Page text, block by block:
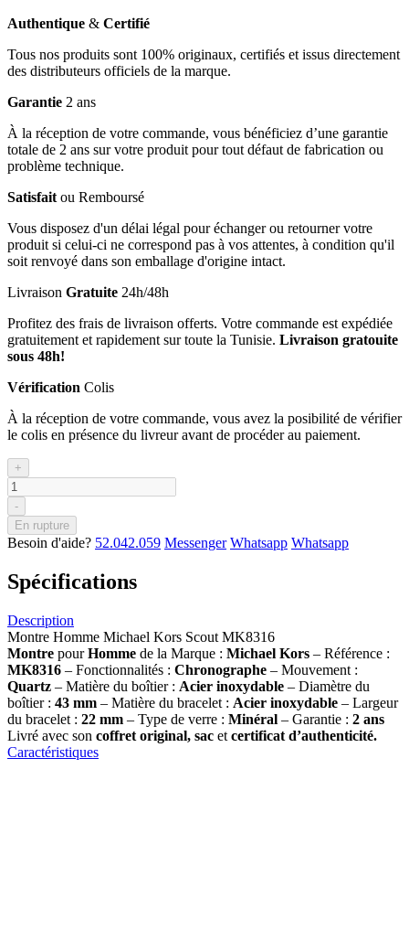
Authentique & Certifié
Tous nos produits sont 100% originaux, certifiés et issus directement
des distributeurs officiels de la marque.
Garantie 2 ans
À la réception de votre commande, vous bénéficiez d’une garantie
totale de 2 ans sur votre produit pour tout défaut de fabrication ou
problème technique.
Satisfait ou Remboursé
Vous disposez d'un délai légal pour échanger ou retourner votre
produit si celui-ci ne correspond pas à vos attentes, à condition qu'il
soit renvoyé dans son emballage d'origine intact.
Livraison Gratuite 24h/48h
Profitez des frais de livraison offerts. Votre commande est expédiée
gratuitement et rapidement sur toute la Tunisie. Livraison gratouite
sous 48h!
Vérification Colis
À la réception de votre commande, vous avez la posibilité de vérifier
le colis en présence du livreur avant de procéder au paiement.
+
-
En rupture
Besoin d'aide? 52.042.059 Messenger Whatsapp Whatsapp
Spécifications
Description
Montre Homme Michael Kors Scout MK8316
Montre pourHomme de la Marque : Michael Kors – Référence :
MK8316 – Fonctionnalités : Chronographe – Mouvement :
Quartz – Matière du boîtier : Acier inoxydable – Diamètre du
boîtier : 43 mm – Matière du bracelet : Acier inoxydable – Largeur
du bracelet : 22 mm – Type de verre : Minéral – Garantie : 2 ans
Livré avec son coffret original, sac et certificat d’authenticité.
Caractéristiques